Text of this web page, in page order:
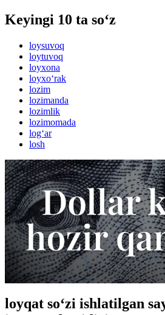
Keyingi 10 ta so‘z
loysuvoq
loytuvoq
loyxona
loyxo‘rak
lozim
lozimanda
lozimlik
lozimomada
log‘ar
losh
loyqat so‘zi ishlatilgan